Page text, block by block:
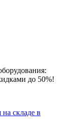
до 50%!
складе в